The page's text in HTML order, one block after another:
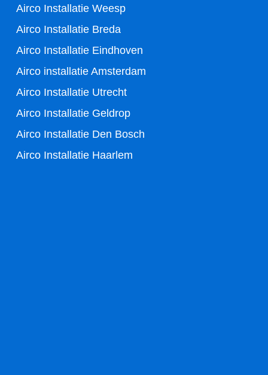
o
k
-
f
Airco Installatie Weesp
Airco Installatie Breda
Airco Installatie Eindhoven
Airco installatie Amsterdam
Airco Installatie Utrecht
Airco Installatie Geldrop
Airco Installatie Den Bosch
Airco Installatie Haarlem